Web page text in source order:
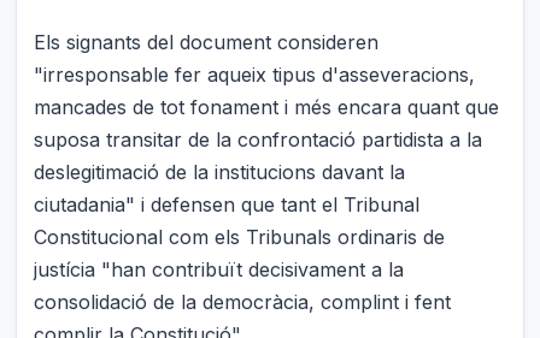
Els signants del document consideren
"irresponsable fer aqueix tipus d'asseveracions,
mancades de tot fonament i més encara quant que
suposa transitar de la confrontació partidista a la
deslegitimació de la institucions davant la
ciutadania" i defensen que tant el Tribunal
Constitucional com els Tribunals ordinaris de
justícia "han contribuït decisivament a la
consolidació de la democràcia, complint i fent